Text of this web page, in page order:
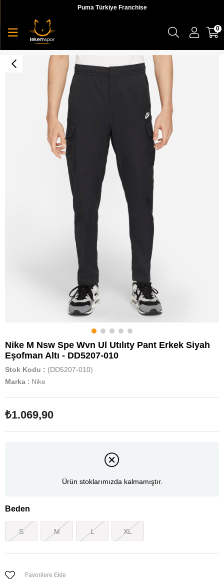
Puma Türkiye Franchise
0
Nike M Nsw Spe Wvn Ul Utılıty Pant Erkek Siyah
Eşofman Altı - DD5207-010
Stok Kodu
(DD5207-010)
Marka : Nike
₺1.069,90
Ürün stoklarımızda kalmamıştır.
Beden
S M L XL
Favorilere Ekle